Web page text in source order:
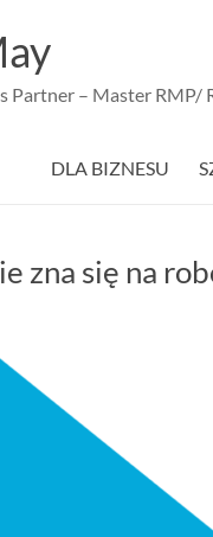
Partner – Master RMP/
DLA BIZNESU
zna się na